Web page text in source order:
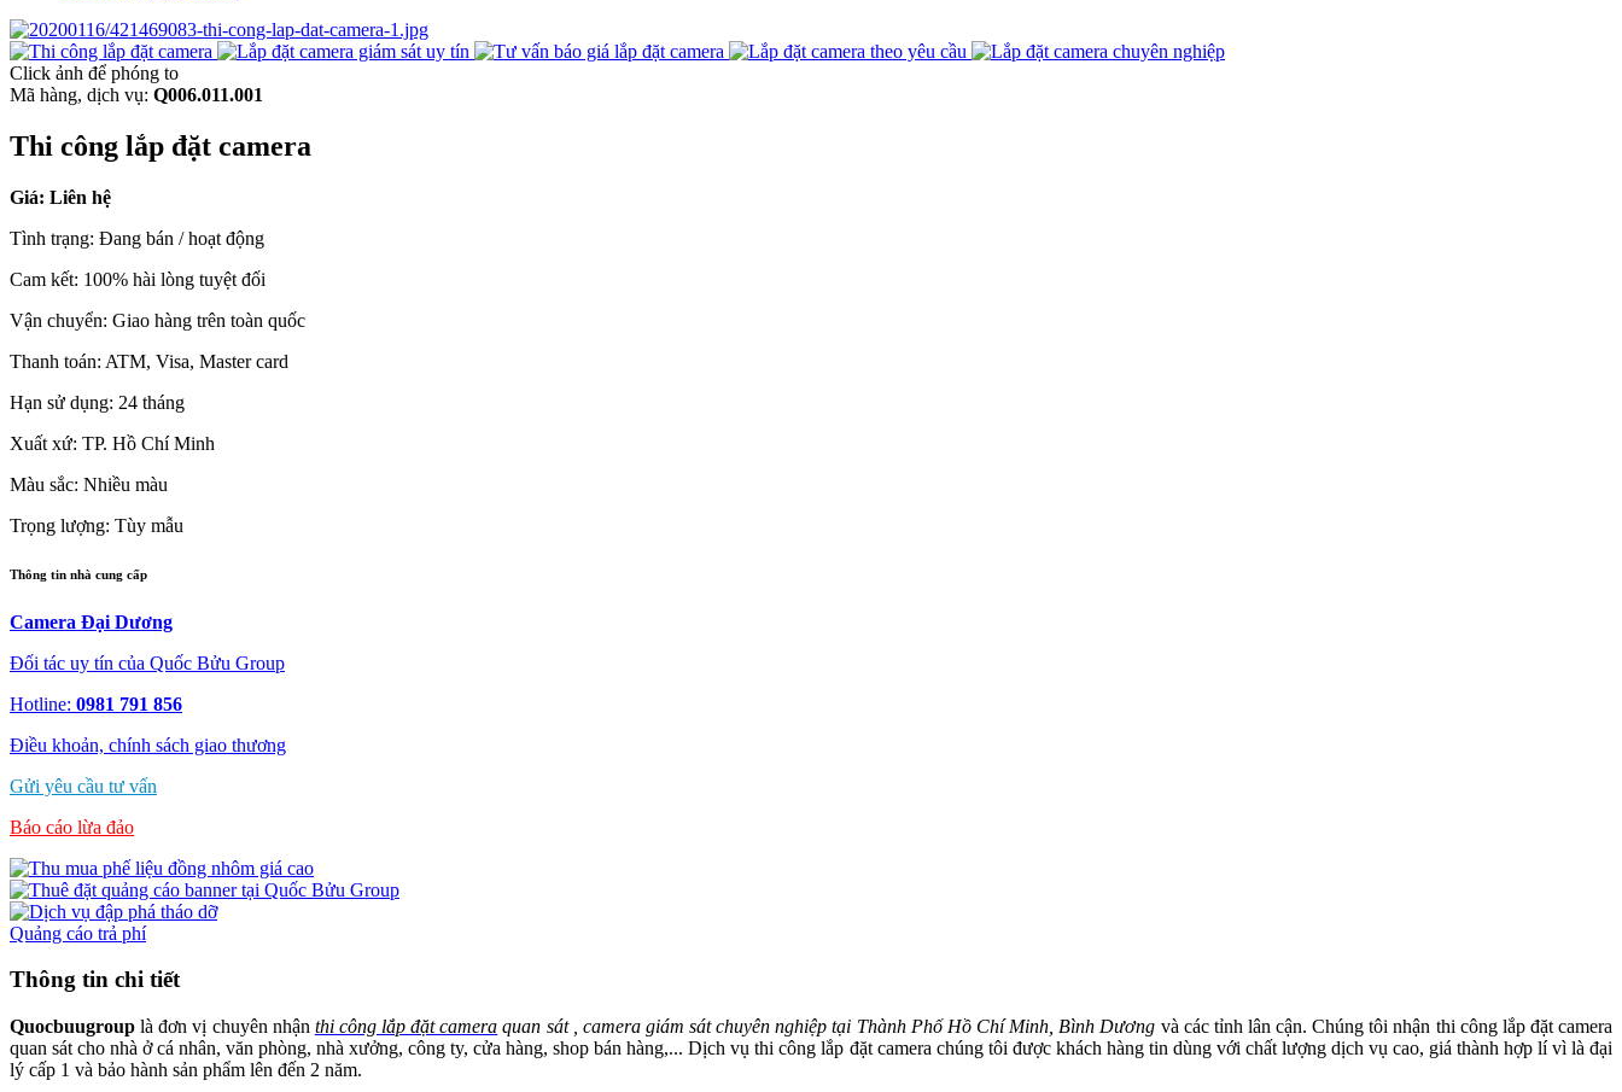
Click ảnh để phóng to
Mã hàng, dịch vụ: Q006.011.001
Thi công lắp đặt camera
Giá: Liên hệ
Tình trạng: Đang bán / hoạt động
Cam kết: 100% hài lòng tuyệt đối
Vận chuyển: Giao hàng trên toàn quốc
Thanh toán: ATM, Visa, Master card
Hạn sử dụng: 24 tháng
Xuất xứ: TP. Hồ Chí Minh
Màu sắc: Nhiều màu
Trọng lượng: Tùy mẫu
Thông tin nhà cung cấp
Camera Đại Dương
Đối tác uy tín của Quốc Bửu Group
Hotline: 0981 791 856
Điều khoản, chính sách giao thương
Gửi yêu cầu tư vấn
Báo cáo lừa đảo
Quảng cáo trả phí
Thông tin chi tiết
Quocbuugroup là đơn vị chuyên nhận thi công lắp đặt camera quan sát , camera giám sát chuyên nghiệp tại Thành Phố Hồ Chí Minh, Bình Dương và các tỉnh lân cận. Chúng tôi nhận thi công lắp đặt camera
quan sát cho nhà ở cá nhân, văn phòng, nhà xưởng, công ty, cửa hàng, shop bán hàng,... Dịch vụ thi công lắp đặt camera chúng tôi được khách hàng tin dùng với chất lượng dịch vụ cao, giá thành hợp lí vì là đại
lý cấp 1 và bảo hành sản phẩm lên đến 2 năm.